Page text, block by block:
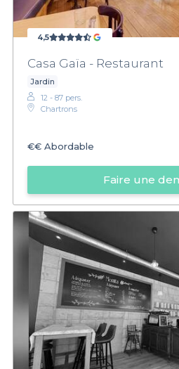
4,5
Casa Gaïa - Restaurant
Jardin
12 - 87 pers.
Chartrons
€€ Abordable
Faire une